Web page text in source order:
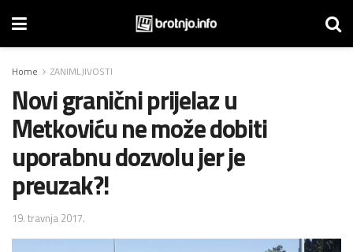
Home ZANIMLJIVOSTI
Novi granični prijelaz u
Metkoviću ne može dobiti
uporabnu dozvolu jer je
preuzak?!
19. travnja 2017.